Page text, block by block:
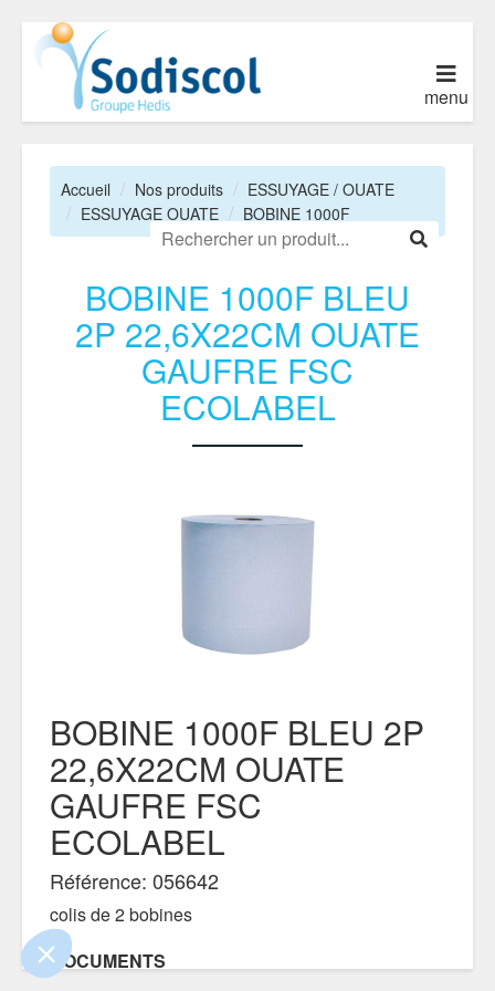
le contenu de ce site vous intéresse
on aimerait bien vous accompagner
certifiés par
Je choisis OK pour moi
menu
Accueil Nos produits
ESSUYAGE / OUATE
ESSUYAGE OUATE
BOBINE 1000F
BOBINE 1000F BLEU
2P 22,6X22CM OUATE
GAUFRE FSC
ECOLABEL
BOBINE 1000F BLEU 2P
22,6X22CM OUATE
GAUFRE FSC
ECOLABEL
Référence: 056642
colis de 2 bobines
DOCUMENTS